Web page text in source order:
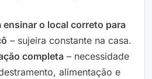
ensinar o local correto para
– sujeira constante na casa.
completa – necessidade
alimentação e